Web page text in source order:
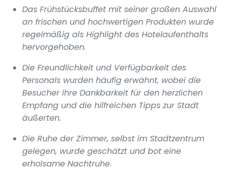
Das Frühstücksbuffet mit seiner großen Auswahl
an frischen und hochwertigen Produkten wurde
regelmäßig als Highlight des Hotelaufenthalts
hervorgehoben.
Die Freundlichkeit und Verfügbarkeit des
Personals wurden häufig erwähnt, wobei die
Besucher ihre Dankbarkeit für den herzlichen
Empfang und die hilfreichen Tipps zur Stadt
äußerten.
Die Ruhe der Zimmer, selbst im Stadtzentrum
gelegen, wurde geschätzt und bot eine
erholsame Nachtruhe.